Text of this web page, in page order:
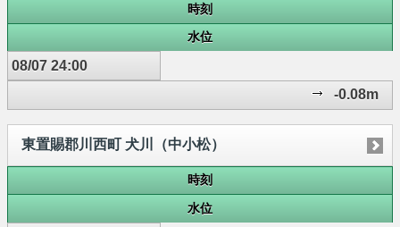
時刻
水位
08/07 24:00
-0.08m
東置賜郡川西町 犬川（中小松）
時刻
水位